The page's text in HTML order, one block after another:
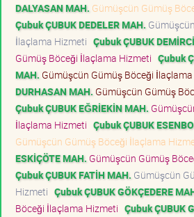
DALYASAN MAH. Gümüşcün Gümüş
Çubuk ÇUBUK DEDELER MAH.
İlaçlama Hizmeti Çubuk ÇUBUK
Gümüş Böceği İlaçlama Hizmeti Çubuk
MAH. Gümüşcün Gümüş Böceği
DURHASAN MAH. Gümüşcün Gümüş
Çubuk ÇUBUK EĞRİEKİN MAH.
İlaçlama Hizmeti Çubuk ÇUBUK
Gümüşcün Gümüş Böceği İlaçlama
ESKİÇÖTE MAH. Gümüşcün Gümüş
Çubuk ÇUBUK FATİH MAH. Gümüşcün
Hizmeti Çubuk ÇUBUK GÖKÇEDERE
Böceği İlaçlama Hizmeti Çubuk ÇUBUK